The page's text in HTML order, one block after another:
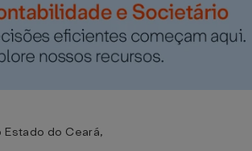
do Ceará,